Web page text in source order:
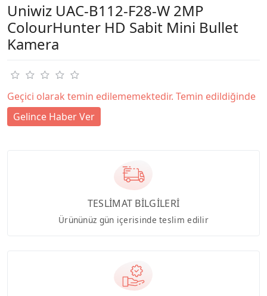
Uniwiz UAC-B112-F28-W 2MP
ColourHunter HD Sabit Mini Bullet
Kamera
Geçici olarak temin edilememektedir. Temin edildiğinde
Gelince Haber Ver
TESLİMAT BİLGİLERİ
Ürününüz gün içerisinde teslim edilir